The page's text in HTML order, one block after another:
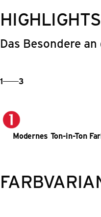
HIGHLIGHTS
Das Besondere
1 3
Modernes Ton-in-Ton